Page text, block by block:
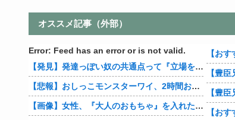
オススメ記事（外部）
Error: Feed has an error or is not valid.
【発見】発達っぽい奴の共通点って『立場を理解できない』だよな
【悲報】おしっこモンスターワイ、2時間おきにトイレへ
【画像】女性、『大人のおもちゃ』を入れたままMRI検査を受けた結果 →
【豊